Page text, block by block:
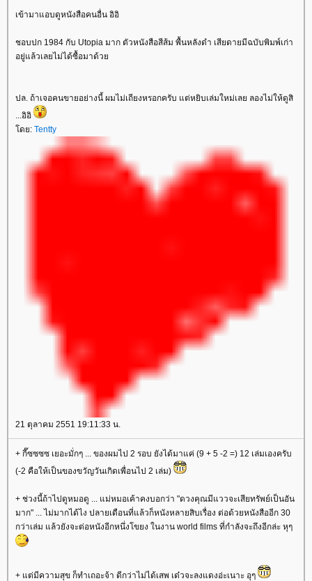
เข้ามาแอบดูหนังสือคนอื่น อิอิ
ชอบปก 1984 กับ Utopia มาก ตัวหนังสือสีส้ม พื้นหลังดำ เสียดายมีฉบับพิมพ์เก่า
อยู่แล้วเลยไม่ได้ซื้อมาด้ว
ปล. ถ้าเจอคนขายอย่างนี้ ผมไม่เถียงหรอกครับ แต่หยิบเล่มใหม่เลย ลองไม่ให้ดูสิ
...อิอิ
ดย: Tentty
21 ตุลาคม 2551 19:11:33 น.
+ กี๊ซซซซ เยอะมั่กๆ ... ของผมไป 2 รอบ ยังได้มาแค่ (9 + 5 -2 =) 12 เล่มเองครับ
(-2 คือให้เป็นของขวัญวันเกิดเพื่อนไป 2 เล่ม)
+ ช่วงนี้ถ้าไปดูหมอดู ... แม่หมอเค้าคงบอกว่า "ดวงคุณมีแววจะเสียทรัพย์เป็นอัน
มาก" ... ไม่มากได้ไง ปลายเดือนที่แล้วก็หนังหลายสิบเรื่อง ต่อด้วยหนังสืออีก 30
กว่าเล่ม แล้วยังจะต่อหนังอีกหนึ่งโขยง ในงาน world films ที่กำลังจะถึงอีกล่ะ หุๆ
+ แต่มีความสุข ก็ทำเถอะจ้า ดีกว่าไม่ได้เสพ เด๋วจะลงแดงอ่ะเนาะ อุๆ